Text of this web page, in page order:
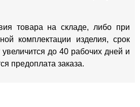
товара на складе, либо при
комплектации изделия, срок
до 40 рабочих дней и
предоплата заказа.